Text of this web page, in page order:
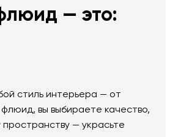
— это:
стиль интерьера — от
вы выбираете качество,
— украсьте